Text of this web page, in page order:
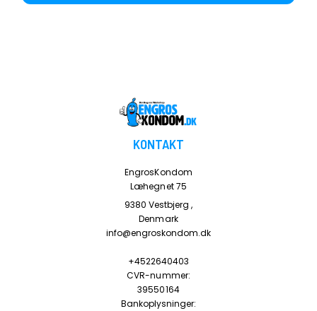
KONTAKT
EngrosKondom
Læhegnet 75
9380 Vestbjerg ,
Denmark
info@engroskondom.dk
+4522640403
CVR-nummer:
39550164
Bankoplysninger: